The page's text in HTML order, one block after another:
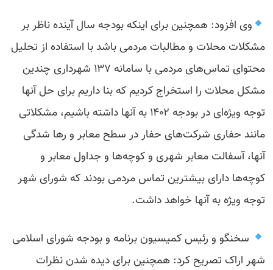
وی افزود: همچنین برای اینکه بودجه سال آینده ناظر بر
مشکلات محلات و مطالبات مردمی باشد با استفاده از تحلیل
محتوای تماس‌های مردمی با سامانه ۱۳۷ شهرداری چندین
مشکل محلات را استخراج کردیم که بنا داریم برای حل آنها
توجه ویژه‌ای در بودجه ۱۴۰۲ به آنها داشته باشیم، مشکلاتی
مانند حفاری شرکت‌های حفار در سطح معابر و رها شدگی
آنها، آسفالت معابر شهری و کوچه‌ها و جداول معابر و
کوچه‌ها دارای بیشترین تماس مردمی بودند که شورای شهر
توجه ویژه به آنها خواهد داشت.
سخنگو و رئیس کمیسیون برنامه و بودجه شورای اسلامی
شهر اراک تصریح کرد: همچنین برای دیده شدن نظرات